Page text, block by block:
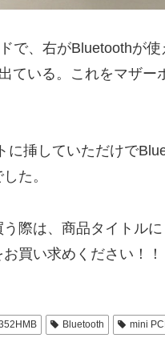
で、右がBluetoothが使
ている。これをマザー
挿していただけで
た。
際は、商品タイトル
買い求めください！！
Bluetooth mini